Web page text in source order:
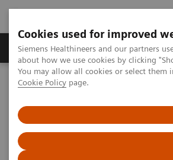
Cookies used for improved
Siemens Healthineers and our partners
about how we use cookies by clicking
You may allow all cookies or select them
Cookie Policy page.
Produtos e serviços
Siemens Healthineers Brasil
Photon-counting fleet at the Semmelweis
Photon-counting